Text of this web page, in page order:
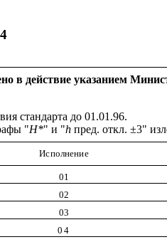
в действие указанием
стандарта до 01.01.96.
"Н*" и "hпред. откл. ±3"
Исполнение
01
02
03
04